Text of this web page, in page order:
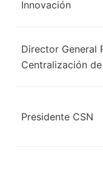
Innovación
Director General
Centralización
Presidente CSN